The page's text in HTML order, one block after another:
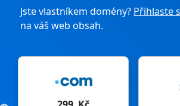
Jste vlastníkem domény? Přihlaste
na váš web obsah.